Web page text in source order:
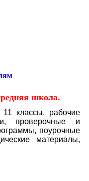
школа.
классы, рабочие
проверочные и
поурочные
материалы,